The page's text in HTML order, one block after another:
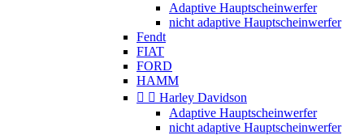
Adaptive Hauptscheinwerfer
nicht adaptive Hauptscheinwerfer
Fendt
FIAT
FORD
HAMM
  Harley Davidson
Adaptive Hauptscheinwerfer
nicht adaptive Hauptscheinwerfer